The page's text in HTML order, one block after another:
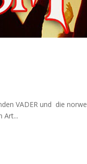
VADER und die
Art...